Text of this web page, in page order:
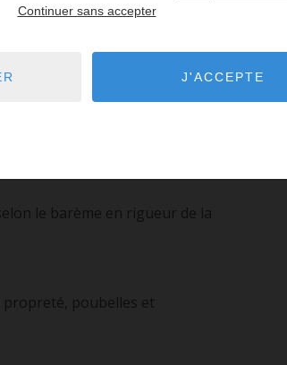
via la plateforme Swikly
bancaire. Cela permet de
le barème en rigueur de la
poubelles et
Continuer sans accepter
J'ACCEPTE